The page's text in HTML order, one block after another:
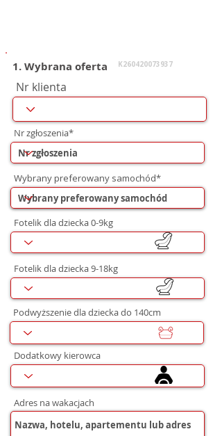
1. Wybrana oferta K260420073937
Nr klienta
Nr zgłoszenia*
Wybrany preferowany samochód*
Fotelik dla dziecka 0-9kg
Fotelik dla dziecka 9-18kg
Podwyższenie dla dziecka do 140cm
Dodatkowy kierowca
Adres na wakacjach